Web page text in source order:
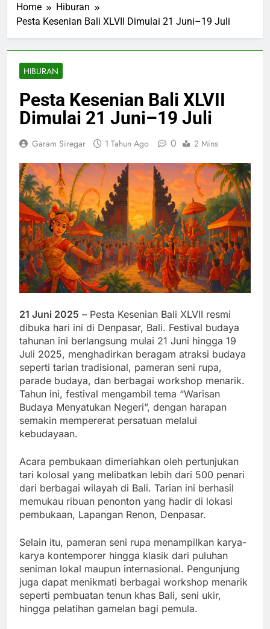
Home
Hiburan
Pesta Kesenian Bali XLVII Dimulai 21 Juni–19 Juli
HIBURAN
Pesta Kesenian Bali XLVII
Dimulai 21 Juni–19 Juli
Garam Siregar 1 Tahun Ago 0 2 Mins
21 Juni 2025 – Pesta Kesenian Bali XLVII resmi
dibuka hari ini di Denpasar, Bali. Festival budaya
tahunan ini berlangsung mulai 21 Juni hingga 19
Juli 2025, menghadirkan beragam atraksi budaya
seperti tarian tradisional, pameran seni rupa,
parade budaya, dan berbagai workshop menarik.
Tahun ini, festival mengambil tema “Warisan
Budaya Menyatukan Negeri”, dengan harapan
semakin mempererat persatuan melalui
kebudayaan.
Acara pembukaan dimeriahkan oleh pertunjukan
tari kolosal yang melibatkan lebih dari 500 penari
dari berbagai wilayah di Bali. Tarian ini berhasil
memukau ribuan penonton yang hadir di lokasi
pembukaan, Lapangan Renon, Denpasar.
Selain itu, pameran seni rupa menampilkan karya-
karya kontemporer hingga klasik dari puluhan
seniman lokal maupun internasional. Pengunjung
juga dapat menikmati berbagai workshop menarik
seperti pembuatan tenun khas Bali, seni ukir,
hingga pelatihan gamelan bagi pemula.